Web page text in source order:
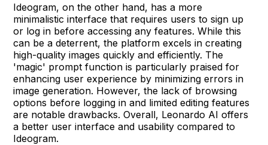
Ideogram, on the other hand, has a more
minimalistic interface that requires users to sign up
or log in before accessing any features. While this
can be a deterrent, the platform excels in creating
high-quality images quickly and efficiently. The
'magic' prompt function is particularly praised for
enhancing user experience by minimizing errors in
image generation. However, the lack of browsing
options before logging in and limited editing features
are notable drawbacks. Overall, Leonardo AI offers
a better user interface and usability compared to
Ideogram.